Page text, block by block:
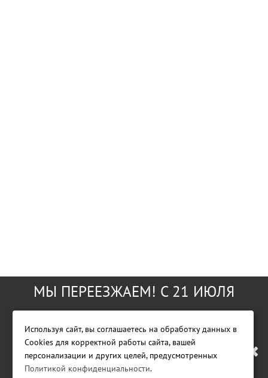
МЫ ПЕРЕЕЗЖАЕМ! С 21 ИЮЛЯ
МАГАЗИН БУДЕТ РАБОТАТЬ ПО
НОВОМУ АДРЕСУ. ПОДРОБНАЯ
Фирменный магазин GreenWorks Tools
Используя сайт, вы соглашаетесь на обработку данных в
Cookies для корректной работы сайта, вашей
персонализации и других целей, предусмотренных
Политикой конфиденциальности.